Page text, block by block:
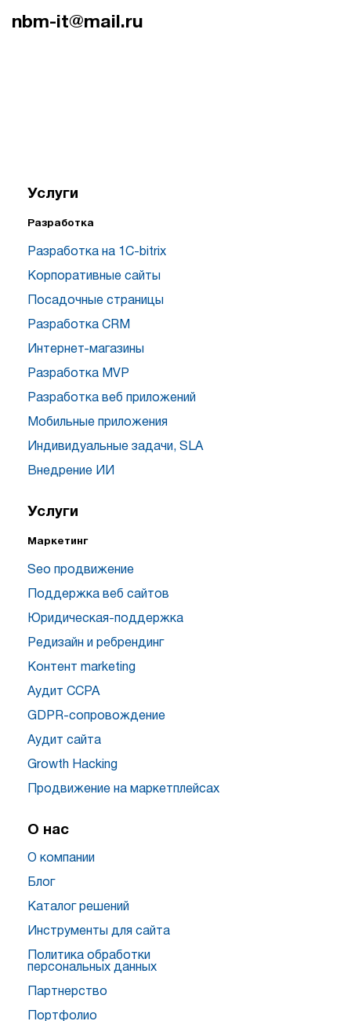
nbm-it@mail.ru
Услуги
Разработка
Разработка на 1C-bitrix
Корпоративные сайты
Посадочные страницы
Разработка CRM
Интернет-магазины
Разработка MVP
Разработка веб приложений
Мобильные приложения
Индивидуальные задачи, SLA
Внедрение ИИ
Услуги
Маркетинг
Seo продвижение
Поддержка веб сайтов
Юридическая-поддержка
Редизайн и ребрендинг
Контент marketing
Аудит CCPA
GDPR-сопровождение
Аудит сайта
Growth Hacking
Продвижение на маркетплейсах
О нас
О компании
Блог
Каталог решений
Инструменты для сайта
Политика обработки
персональных данных
Партнерство
Портфолио